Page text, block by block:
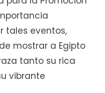
tales eventos,
mostrar a Egipto
tanto su rica
vibrante